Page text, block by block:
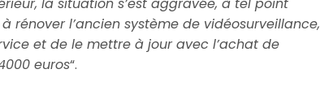
rénover l’ancien système de vidéosurveillance,
et de le mettre à jour avec l’achat de
euros“.